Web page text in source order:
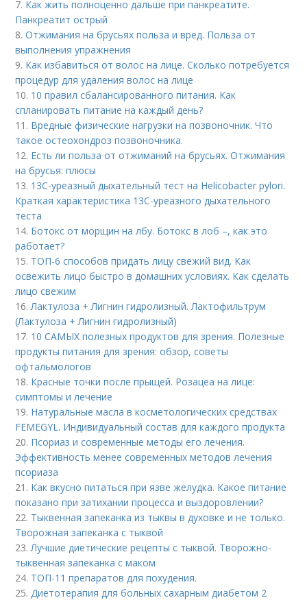
7. Как жить полноценно дальше при панкреатите.
Панкреатит острый
8.Отжимания на брусьях польза и вред. Польза от
выполнения упражнения
9. Как избавиться от волос на лице. Сколько потребуется
процедур для удаления волос на лице
10. 10 правил сбалансированного питания. Как
спланировать питание на каждый день?
11. Вредные физические нагрузки на позвоночник. Что
такое остеохондроз позвоночника.
12. Есть ли польза от отжиманий на брусьях. Отжимания
на брусья: плюсы
13. 13С-уреазный дыхательный тест на Helicobacter pylori.
Краткая характеристика 13С-уреазного дыхательного
теста
14. Ботокс от морщин на лбу. Ботокс в лоб –, как это
работает?
15. ТОП-6 способов придать лицу свежий вид. Как
освежить лицо быстро в домашних условиях. Как сделать
лицо свежим
16.Лактулоза + Лигнин гидролизный. Лактофильтрум
(Лактулоза + Лигнин гидролизный)
17. 10 САМЫХ полезных продуктов для зрения. Полезные
продукты питания для зрения: обзор, советы
офтальмологов
18. Красные точки после прыщей. Розацеа на лице:
симптомы и лечение
19. Натуральные масла в косметологических средствах
FEMEGYL. Индивидуальный состав для каждого продукта
20. Псориаз и современные методы его лечения.
Эффективность менее современных методов лечения
псориаза
21. Как вкусно питаться при язве желудка. Какое питание
показано при затихании процесса и выздоровлении?
22. Тыквенная запеканка из тыквы в духовке и не только.
Творожная запеканка с тыквой
23.Лучшие диетические рецепты с тыквой. Творожно-
тыквенная запеканка с маком
24. ТОП-11 препаратов для похудения.
25.Диетотерапия для больных сахарным диабетом 2